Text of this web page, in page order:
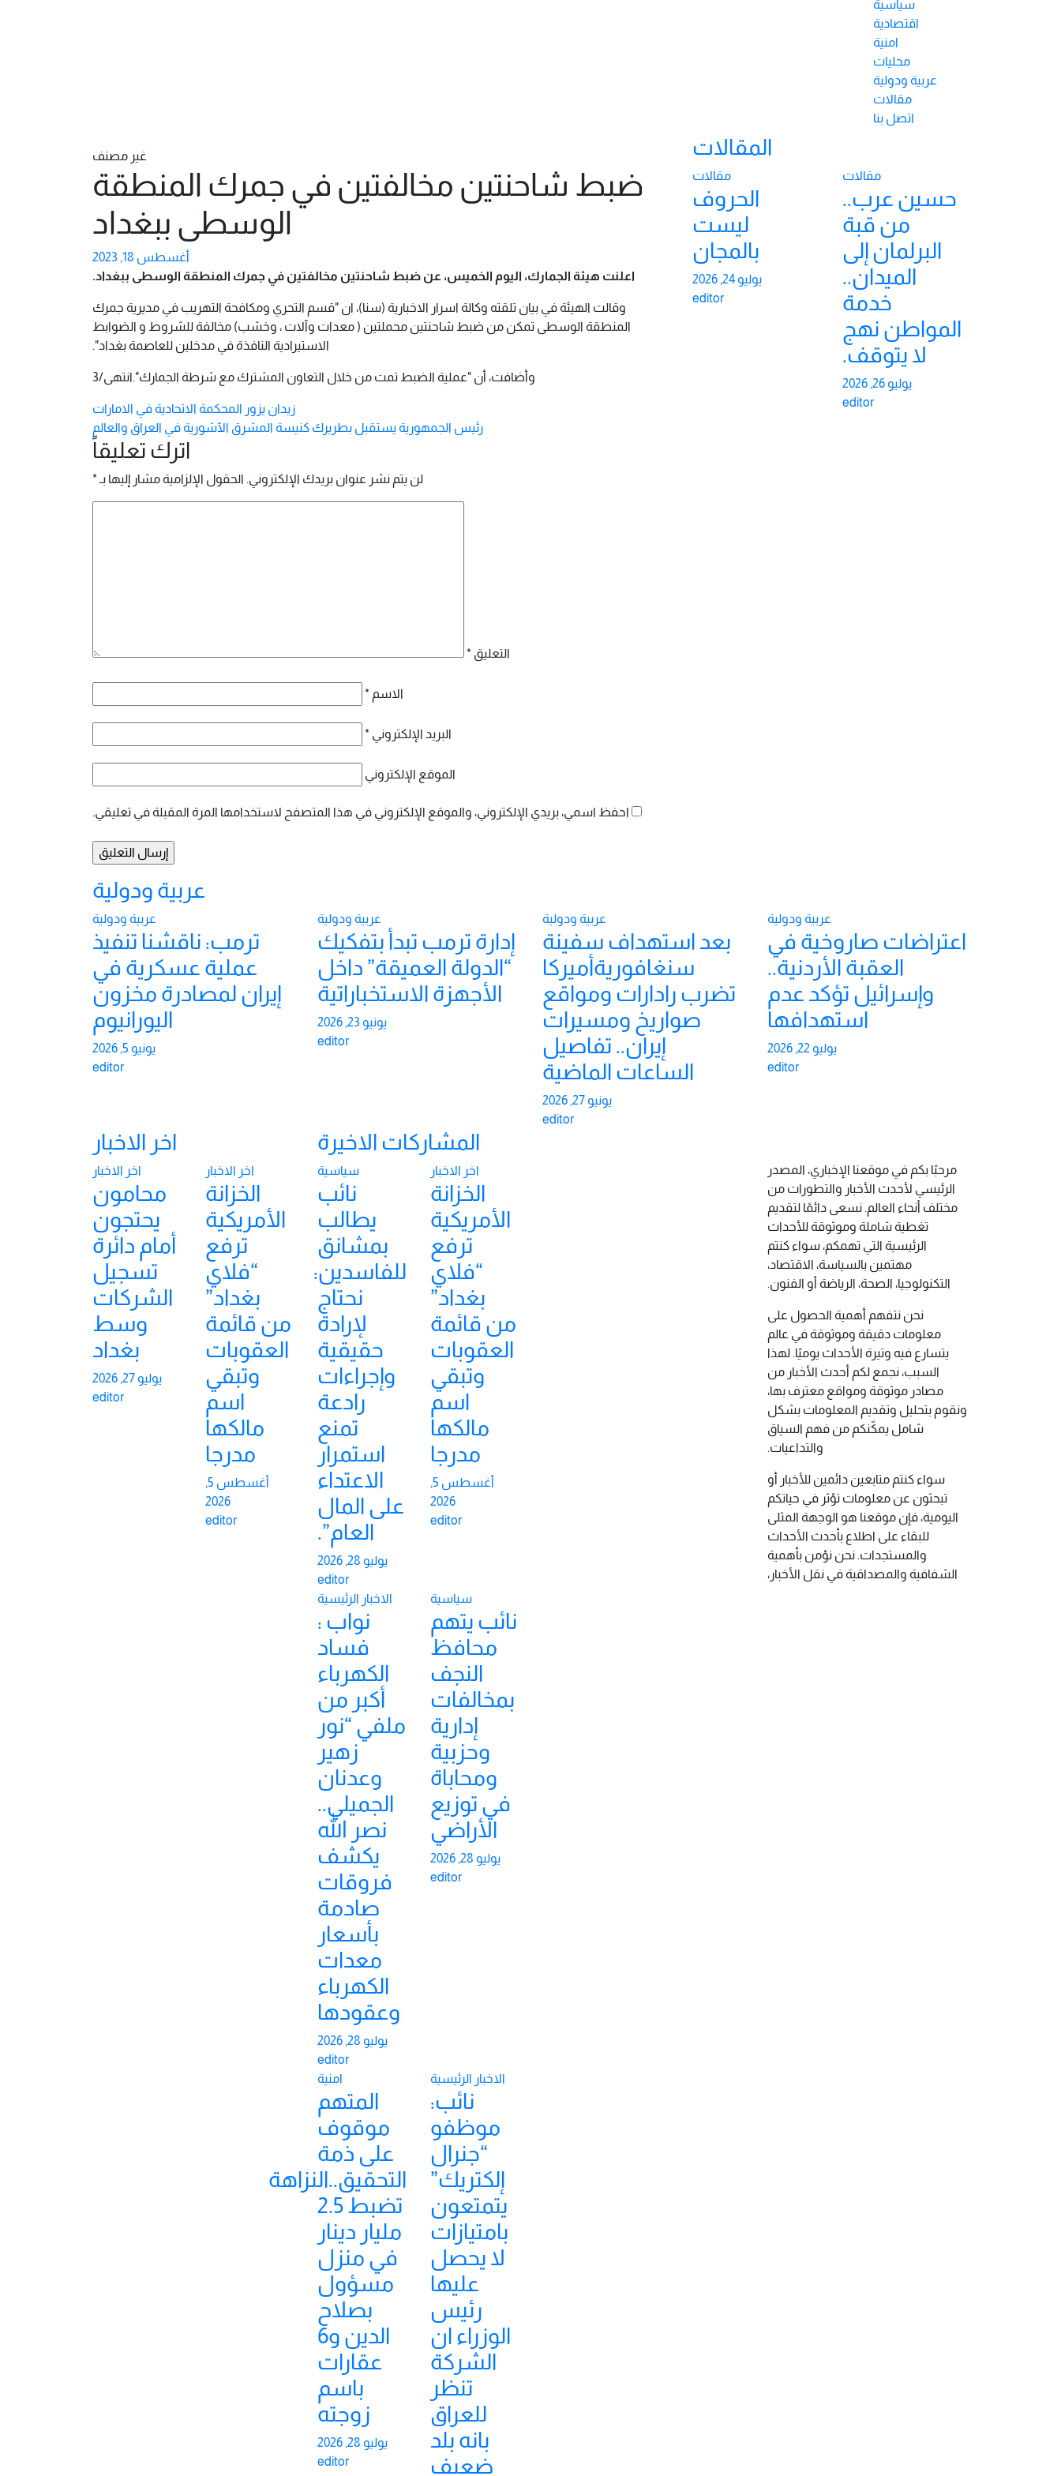
سياسية
اقتصادية
امنية
محليات
عربية ودولية
مقالات
اتصل بنا
غير مصنف
ضبط شاحنتين مخالفتين في جمرك المنطقة
الوسطى ببغداد
أغسطس 18, 2023
اعلنت هيئة الجمارك، اليوم الخميس، عن ضبط شاحنتين مخالفتين في جمرك المنطقة الوسطى ببغداد.
وقالت الهيئة في بيان تلقته وكالة اسرار الاخبارية (سنا)، ان "قسم التحري ومكافحة التهريب في مديرية جمرك
المنطقة الوسطى تمكن من ضبط شاحنتين محملتين ( معدات وآلات ، وخشب) مخالفة للشروط و الضوابط
الاستيرادية النافذة في مدخلين للعاصمة بغداد".
وأضافت، أن "عملية الضبط تمت من خلال التعاون المشترك مع شرطة الجمارك".انتهى/3
زيدان يزور المحكمة الاتحادية في الامارات
رئيس الجمهورية يستقبل بطريرك كنيسة المشرق الآشورية في العراق والعالم
اترك تعليقاً
لن يتم نشر عنوان بريدك الإلكتروني. الحقول الإلزامية مشار إليها بـ*
التعليق *
الاسم *
البريد الإلكتروني *
الموقع الإلكتروني
احفظ اسمي، بريدي الإلكتروني، والموقع الإلكتروني في هذا المتصفح لاستخدامها المرة المقبلة في تعليقي.
المقالات
مقالات
حسين عرب..
من قبة
البرلمان إلى
الميدان..
خدمة
المواطن نهج
لا يتوقف.
يوليو 26, 2026
editor
مقالات
الحروف
ليست
بالمجان
يوليو 24, 2026
editor
عربية ودولية
عربية ودولية
اعتراضات صاروخية في
العقبة الأردنية..
وإسرائيل تؤكد عدم
استهدافها
يوليو 22, 2026
editor
عربية ودولية
بعد استهداف سفينة
سنغافوريةأميركا
تضرب رادارات ومواقع
صواريخ ومسيرات
إيران.. تفاصيل
الساعات الماضية
يونيو 27, 2026
editor
عربية ودولية
إدارة ترمب تبدأ بتفكيك
“الدولة العميقة” داخل
الأجهزة الاستخباراتية
يونيو 23, 2026
editor
عربية ودولية
ترمب: ناقشنا تنفيذ
عملية عسكرية في
إيران لمصادرة مخزون
اليورانيوم
يونيو 5, 2026
editor
مرحبًا بكم في موقعنا الإخباري، المصدر
الرئيسي لأحدث الأخبار والتطورات من
مختلف أنحاء العالم. نسعى دائمًا لتقديم
تغطية شاملة وموثوقة للأحداث
الرئيسية التي تهمكم، سواء كنتم
مهتمين بالسياسة، الاقتصاد،
التكنولوجيا، الصحة، الرياضة أو الفنون.
نحن نتفهم أهمية الحصول على
معلومات دقيقة وموثوقة في عالم
يتسارع فيه وتيرة الأحداث يوميًا. لهذا
السبب، نجمع لكم أحدث الأخبار من
مصادر موثوقة ومواقع معترف بها،
ونقوم بتحليل وتقديم المعلومات بشكل
شامل يمكّنكم من فهم السياق
والتداعيات.
سواء كنتم متابعين دائمين للأخبار أو
تبحثون عن معلومات تؤثر في حياتكم
اليومية، فإن موقعنا هو الوجهة المثلى
للبقاء على اطلاع بأحدث الأحداث
والمستجدات. نحن نؤمن بأهمية
الشفافية والمصداقية في نقل الأخبار،
المشاركات الاخيرة
اخر الاخبار
الخزانة
الأمريكية
ترفع
“فلاي
بغداد”
من قائمة
العقوبات
وتبقي
اسم
مالكها
مدرجا
أغسطس 5,
2026
editor
سياسية
نائب
يطالب
بمشانق
للفاسدين:
نحتاج
لإرادة
حقيقية
وإجراءات
رادعة
تمنع
استمرار
الاعتداء
على المال
العام”.
يوليو 28, 2026
editor
سياسية
نائب يتهم
محافظ
النجف
بمخالفات
إدارية
وحزبية
ومحاباة
في توزيع
الأراضي
يوليو 28, 2026
editor
الاخبار الرئيسية
نواب :
فساد
الكهرباء
أكبر من
ملفي “نور
زهير
وعدنان
الجميلي..
نصر الله
يكشف
فروقات
صادمة
بأسعار
معدات
الكهرباء
وعقودها
يوليو 28, 2026
editor
الاخبار الرئيسية
نائب:
موظفو
“جنرال
إلكتريك”
يتمتعون
بامتيازات
لا يحصل
عليها
رئيس
الوزراء ان
الشركة
تنظر
للعراق
بانه بلد
ضعيف
امنية
المتهم
موقوف
على ذمة
التحقيق..النزاهة
تضبط 2.5
مليار دينار
في منزل
مسؤول
بصلاح
الدين و6
عقارات
باسم
زوجته
يوليو 28, 2026
editor
اخر الاخبار
اخر الاخبار
الخزانة
الأمريكية
ترفع
“فلاي
بغداد”
من قائمة
العقوبات
وتبقي
اسم
مالكها
مدرجا
أغسطس 5,
2026
editor
اخر الاخبار
محامون
يحتجون
أمام دائرة
تسجيل
الشركات
وسط
بغداد
يوليو 27, 2026
editor